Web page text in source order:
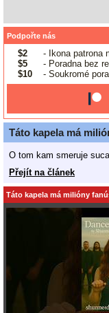
Podpořte nás
$2
- Ikona patrona
$5
- Poradna bez
$10
- Soukromé
Táto kapela má
O tom kam smeruje
Přejít na článek
Táto kapela má milióny